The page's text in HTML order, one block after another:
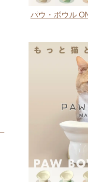
パウ・ボウル